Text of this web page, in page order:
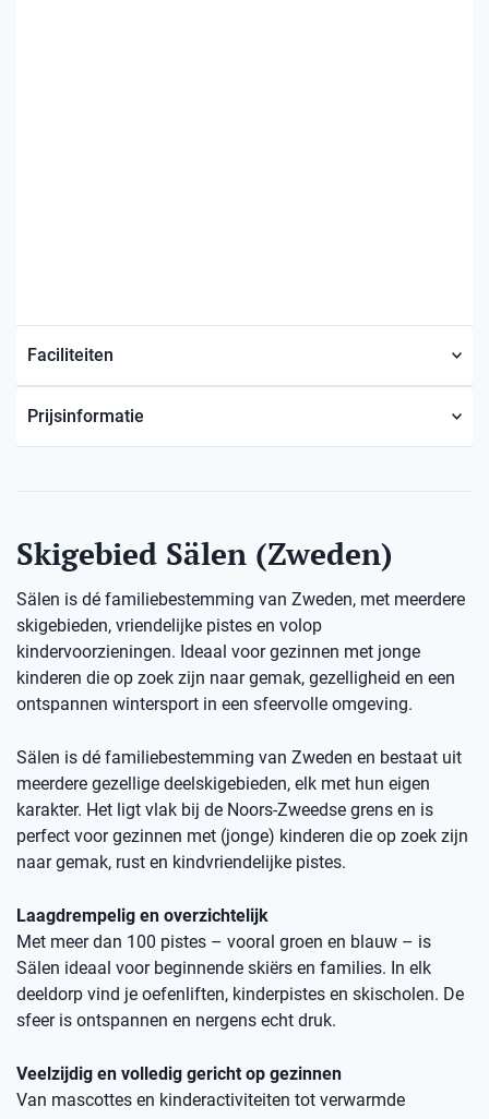
Faciliteiten
Prijsinformatie
Skigebied Sälen (Zweden)
Sälen is dé familiebestemming van Zweden, met meerdere
skigebieden, vriendelijke pistes en volop
kindervoorzieningen. Ideaal voor gezinnen met jonge
kinderen die op zoek zijn naar gemak, gezelligheid en een
ontspannen wintersport in een sfeervolle omgeving.
Sälen is dé familiebestemming van Zweden en bestaat uit
meerdere gezellige deelskigebieden, elk met hun eigen
karakter. Het ligt vlak bij de Noors-Zweedse grens en is
perfect voor gezinnen met (jonge) kinderen die op zoek zijn
naar gemak, rust en kindvriendelijke pistes.
Laagdrempelig en overzichtelijk
Met meer dan 100 pistes – vooral groen en blauw – is
Sälen ideaal voor beginnende skiërs en families. In elk
deeldorp vind je oefenliften, kinderpistes en skischolen. De
sfeer is ontspannen en nergens echt druk.
Veelzijdig en volledig gericht op gezinnen
Van mascottes en kinderactiviteiten tot verwarmde